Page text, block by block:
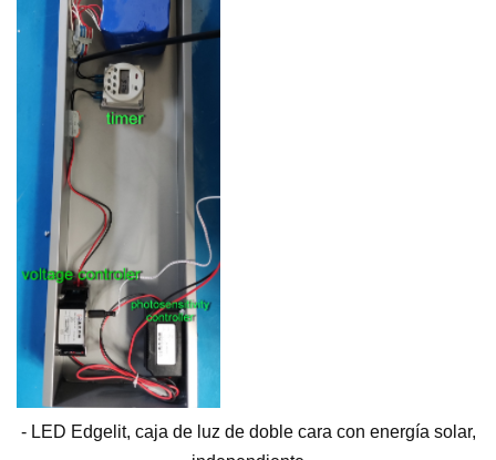
- LED Edgelit, caja de luz de doble cara con energía solar,